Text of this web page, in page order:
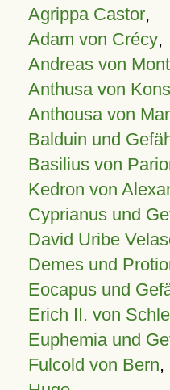
Agrippa Castor,
Adam von Crécy,
Andreas von
Anthusa von
Anthousa von
Balduin und
Basilius von
Kedron von
Cyprianus und
David Uribe
Demes und
Eocapus und
Erich II. von
Euphemia und
Fulcold von Bern,